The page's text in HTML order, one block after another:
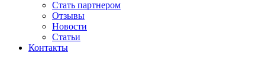
Стать партнером
Отзывы
Новости
Статьи
Контакты